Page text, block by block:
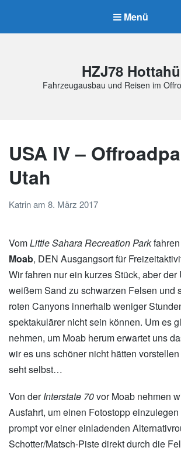
Menü
HZJ78 Hottahü
Fahrzeugausbau und Reisen im
USA IV –
Utah
Katrinam 8. März 2017
VomLittle Sahara Recreation Park
Moab, DEN Ausgangsort für
Wir fahren nur ein kurzes Stück, aber der
weißem Sand zu schwarzen Felsen und
roten Canyons innerhalb weniger
spektakulärer nicht sein können. Um es
nehmen, um Moab herum erwartet uns
wir es uns schöner nicht hätten
seht selbst…
Von derInterstate 70vor Moab nehmen
Ausfahrt, um einen Fotostopp
prompt vor einer einladenden
Schotter/Matsch-Piste direkt durch die